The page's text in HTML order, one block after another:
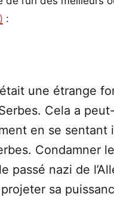
) :
une étrange
Cela a
en se
Condamner
passé nazi de
sa